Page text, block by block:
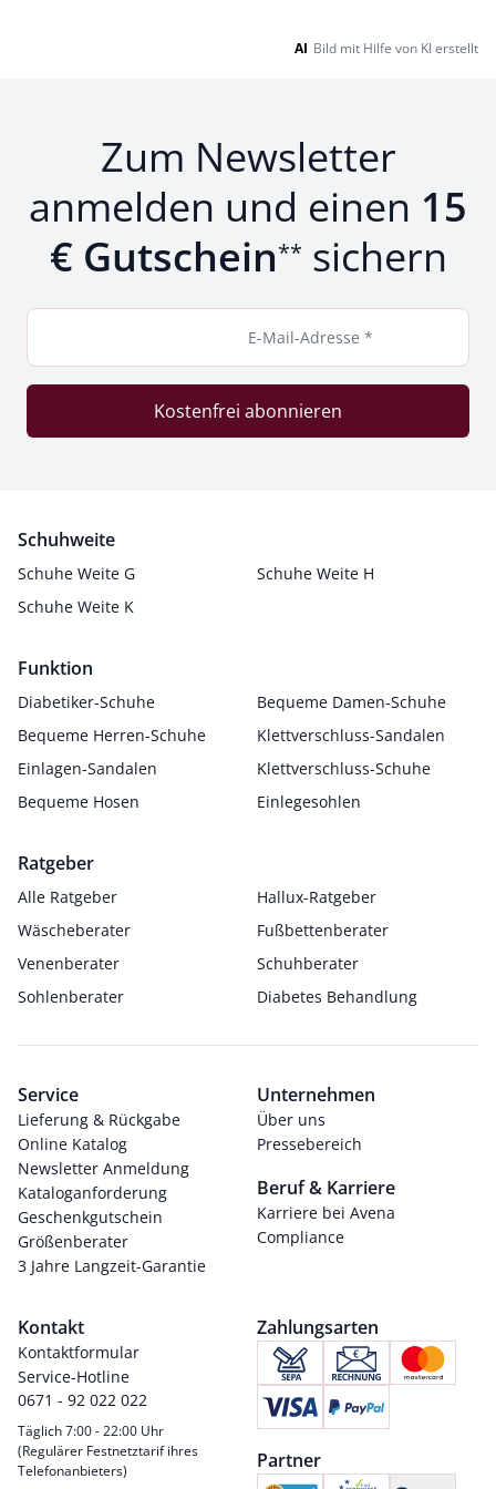
AI Bild mit Hilfe von KI erstellt
Zum Newsletter
anmelden und einen 15
€ Gutschein** sichern
E-Mail-Adresse *
Kostenfrei abonnieren
Schuhweite
Schuhe Weite G
Schuhe Weite H
Schuhe Weite K
Funktion
Diabetiker-Schuhe
Bequeme Damen-Schuhe
Bequeme Herren-Schuhe
Klettverschluss-Sandalen
Einlagen-Sandalen
Klettverschluss-Schuhe
Bequeme Hosen
Einlegesohlen
Ratgeber
Alle Ratgeber
Hallux-Ratgeber
Wäscheberater
Fußbettenberater
Venenberater
Schuhberater
Sohlenberater
Diabetes Behandlung
Service
Lieferung & Rückgabe
Online Katalog
Newsletter Anmeldung
Kataloganforderung
Geschenkgutschein
Größenberater
3 Jahre Langzeit-Garantie
Unternehmen
Über uns
Pressebereich
Beruf & Karriere
Karriere bei Avena
Compliance
Kontakt
Kontaktformular
Service-Hotline
0671 - 92 022 022
Täglich 7:00 - 22:00 Uhr
(Regulärer Festnetztarif ihres
Telefonanbieters)
Zahlungsarten
Partner